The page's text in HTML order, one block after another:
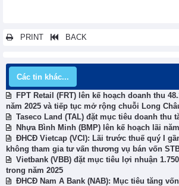
PRINT BACK
Các tin khác...
FPT Retail (FRT) lên kế hoạch doanh thu
năm 2025 và tiếp tục mở rộng chuỗi Long
Taseco Land (TAL) đặt mục tiêu doanh thu
Nhựa Bình Minh (BMP) lên kế hoạch lãi
ĐHCĐ Vietcap (VCI): Lãi trước thuế quý I
không tham gia tư vấn thương vụ bán vốn
Vietbank (VBB) đặt mục tiêu lợi nhuận
trong năm 2025
ĐHCĐ Nam A Bank (NAB): Mục tiêu tăng